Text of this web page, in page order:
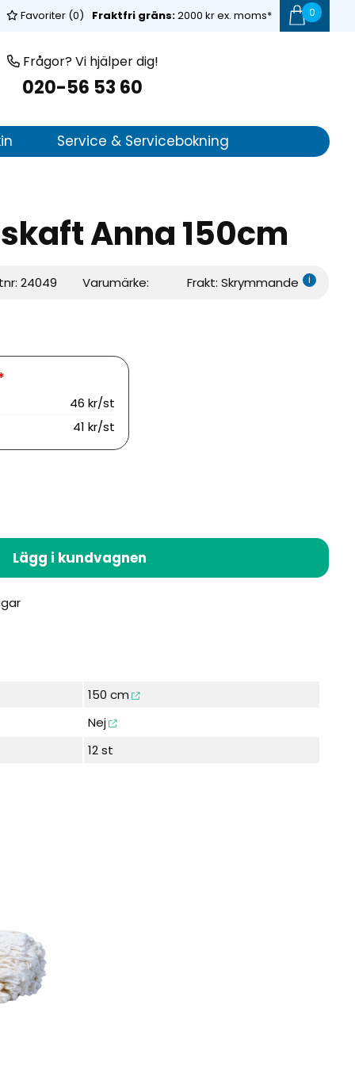
0
Fraktfri gräns:2000 kr ex. moms*
Favoriter (0)
Frågor? Vi hjälper dig!
020-56 53 60
Service & Servicebokning
Anna 150cm
24049 Varumärke: Frakt: Skrymmande i
46 kr/st
41 kr/st
Lägg i kundvagnen
150 cm
Nej
12 st